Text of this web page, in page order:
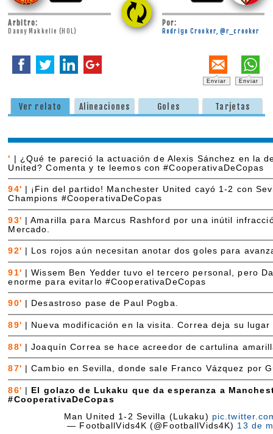
Arbitro:
Danny Makkelie (HOL)
Por:
Rodrigo Crooker, @r_crooker
Enviar Enviar
Ver relato Alineaciones Goles Tarjetas
' | ¿Qué te pareció la actuación de Alexis Sánchez en la
United? Comenta y te leemos con #CooperativaDeCopas
94'
¡Fin del partido! Manchester United cayó 1-2 con
Champions #CooperativaDeCopas
93' |Amarilla para Marcus Rashford por una inútil
Mercado.
92' Los rojos aún necesitan anotar dos goles para
91' |Wissem Ben Yedder tuvo el tercero personal, pero
enorme para evitarlo #CooperativaDeCopas
90' Desastroso pase de Paul Pogba.
89' Nueva modificación en la visita. Correa deja su
88' |Joaquín Correa se hace acreedor de cartulina
87' |Cambio en Sevilla, donde sale Franco Vázquez por
86' | El golazo de Lukaku que da esperanza a
#CooperativaDeCopas
Man United 1-2 Sevilla (Lukaku)
— FootballVids4K (@FootballVids4K) 13 de